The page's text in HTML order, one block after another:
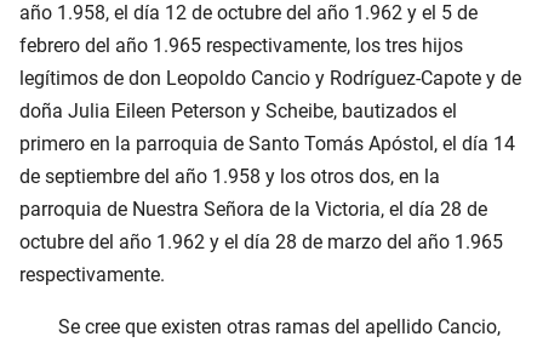
año 1.958, el día 12 de octubre del año 1.962 y el 5 de
febrero del año 1.965 respectivamente, los tres hijos
legítimos de don Leopoldo Cancio y Rodríguez-Capote y de
doña Julia Eileen Peterson y Scheibe, bautizados el
primero en la parroquia de Santo Tomás Apóstol, el día 14
de septiembre del año 1.958 y los otros dos, en la
parroquia de Nuestra Señora de la Victoria, el día 28 de
octubre del año 1.962 y el día 28 de marzo del año 1.965
respectivamente.
Se cree que existen otras ramas del apellido Cancio,